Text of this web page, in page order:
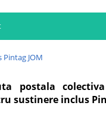
JOM
postala
sustinere inclus